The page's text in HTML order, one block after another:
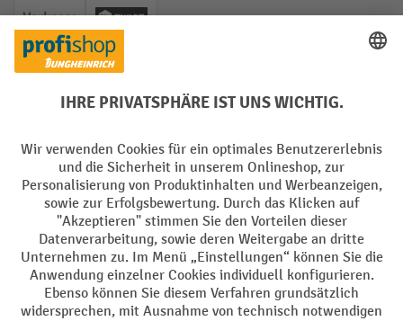
Vorkasse Twint
Sprachen
DE FR
AGB Impressum Datenschutz Privacy Settings